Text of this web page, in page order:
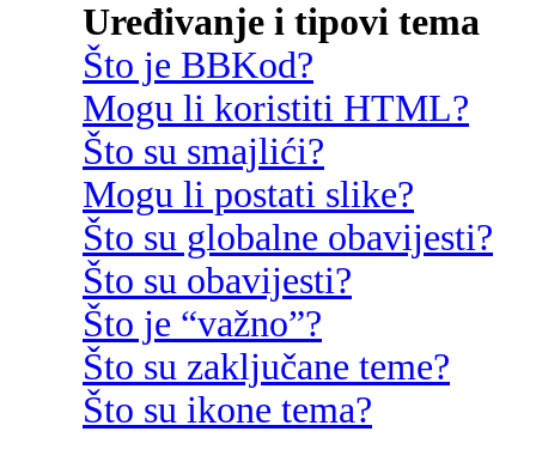
Uređivanje i tipovi tema
Što je BBKod?
Mogu li koristiti HTML?
Što su smajlići?
Mogu li postati slike?
Što su globalne obavijesti?
Što su obavijesti?
Što je “važno”?
Što su zaključane teme?
Što su ikone tema?